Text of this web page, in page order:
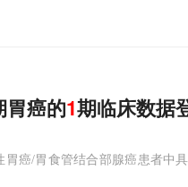
癌的1期临床数据
胃癌/胃食管结合部腺癌患者中